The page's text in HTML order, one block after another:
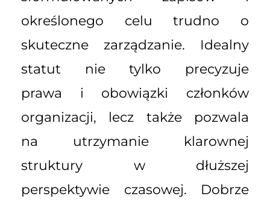
określonego celu trudno o
skuteczne zarządzanie. Idealny
statut nie tylko precyzuje
prawa i obowiązki członków
organizacji, lecz także pozwala
na utrzymanie klarownej
struktury w dłuższej
perspektywie czasowej. Dobrze